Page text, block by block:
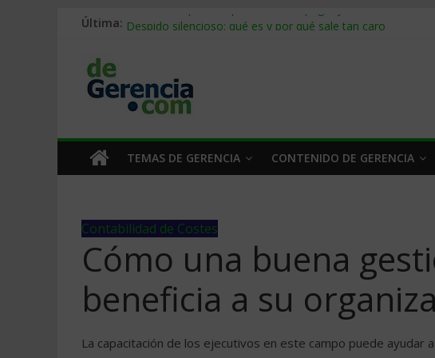
Última: Stablecoins para empresas: cómo pagar y cobrar en 2026
Trabajo forzoso en la cadena de suministro: qué hacer
Mercado hispano de EE. UU.: cómo segmentarlo y venderle
TEMAS DE GERENCIA CONTENIDO DE GERENCIA
Contabilidad de Costes
Cómo una buena
beneficia a su
La capacitación de los ejecutivos en este campo puede ayudar